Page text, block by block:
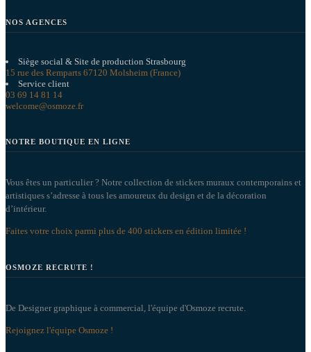
NOS AGENCES
Siège social & Site de production Strasbourg
15 rue des Remparts 67120 Molsheim (France)
Service client
03 69 14 81 14
welcome@osmoze.fr
NOTRE BOUTIQUE EN LIGNE
Vous êtes un particulier ? Notre collection de stickers muraux contemporains et
artistiques s’adresse à tous les amoureux du design et de la décoration
d’intérieur.
Faites votre choix parmi plus de 400 stickers en édition limitée !
OSMOZE RECRUTE !
De Designer graphique à commercial, l'équipe d'Osmoze recrute.
Rejoignez l'équipe Osmoze !